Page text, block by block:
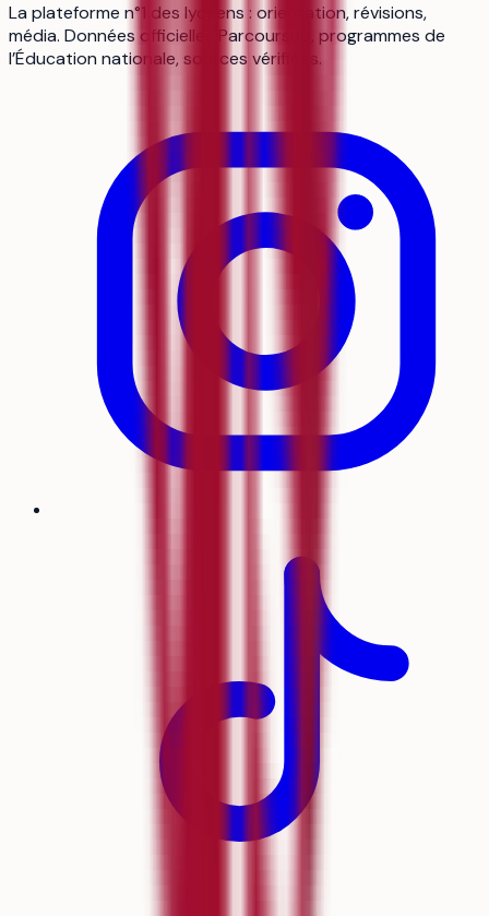
La plateforme n°1 des lycéens : orientation, révisions,
média. Données officielles Parcoursup, programmes de
l’Éducation nationale, sources vérifiées.